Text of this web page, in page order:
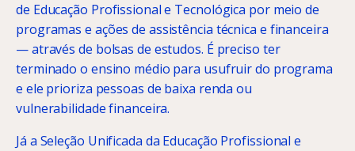
de Educação Profissional e Tecnológica por meio de
programas e ações de assistência técnica e financeira
— através de bolsas de estudos. É preciso ter
terminado o ensino médio para usufruir do programa
e ele prioriza pessoas de baixa renda ou
vulnerabilidade financeira.
Já a Seleção Unificada da Educação Profissional e